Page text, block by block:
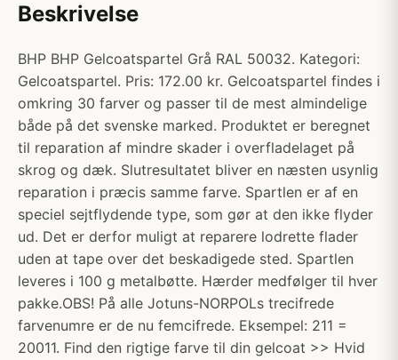
Beskrivelse
BHP BHP Gelcoatspartel Grå RAL 50032. Kategori:
Gelcoatspartel. Pris: 172.00 kr. Gelcoatspartel findes i
omkring 30 farver og passer til de mest almindelige
både på det svenske marked. Produktet er beregnet
til reparation af mindre skader i overfladelaget på
skrog og dæk. Slutresultatet bliver en næsten usynlig
reparation i præcis samme farve. Spartlen er af en
speciel sejtflydende type, som gør at den ikke flyder
ud. Det er derfor muligt at reparere lodrette flader
uden at tape over det beskadigede sted. Spartlen
leveres i 100 g metalbøtte. Hærder medfølger til hver
pakke.OBS! På alle Jotuns-NORPOLs trecifrede
farvenumre er de nu femcifrede. Eksempel: 211 =
20011. Find den rigtige farve til din gelcoat >> Hvid